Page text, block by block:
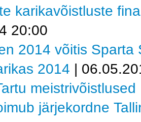
karikavõistluste
20:00
2014 võitis Sparta
2014 |
meistrivõistlused
järjekordne